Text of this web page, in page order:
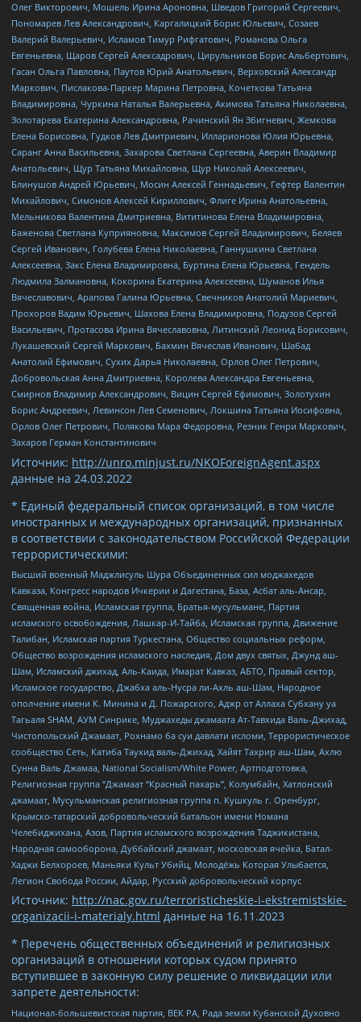
Олег Викторович, Мошель Ирина Ароновна, Шведов Григорий Сергеевич,
Пономарев Лев Александрович, Каргалицкий Борис Юльевич, Созаев
Валерий Валерьевич, Исламов Тимур Рифгатович, Романова Ольга
Евгеньевна, Щаров Сергей Алексадрович, Цирульников Борис Альбертович,
Гасан Ольга Павловна, Паутов Юрий Анатольевич, Верховский Александр
Маркович, Пислакова-Паркер Марина Петровна, Кочеткова Татьяна
Владимировна, Чуркина Наталья Валерьевна, Акимова Татьяна Николаевна,
Золотарева Екатерина Александровна, Рачинский Ян Збигневич, Жемкова
Елена Борисовна, Гудков Лев Дмитриевич, Илларионова Юлия Юрьевна,
Саранг Анна Васильевна, Захарова Светлана Сергеевна, Аверин Владимир
Анатольевич, Щур Татьяна Михайловна, Щур Николай Алексеевич,
Блинушов Андрей Юрьевич, Мосин Алексей Геннадьевич, Гефтер Валентин
Михайлович, Симонов Алексей Кириллович, Флиге Ирина Анатольевна,
Мельникова Валентина Дмитриевна, Вититинова Елена Владимировна,
Баженова Светлана Куприяновна, Максимов Сергей Владимирович, Беляев
Сергей Иванович, Голубева Елена Николаевна, Ганнушкина Светлана
Алексеевна, Закс Елена Владимировна, Буртина Елена Юрьевна, Гендель
Людмила Залмановна, Кокорина Екатерина Алексеевна, Шуманов Илья
Вячеславович, Арапова Галина Юрьевна, Свечников Анатолий Мариевич,
Прохоров Вадим Юрьевич, Шахова Елена Владимировна, Подузов Сергей
Васильевич, Протасова Ирина Вячеславовна, Литинский Леонид Борисович,
Лукашевский Сергей Маркович, Бахмин Вячеслав Иванович, Шабад
Анатолий Ефимович, Сухих Дарья Николаевна, Орлов Олег Петрович,
Добровольская Анна Дмитриевна, Королева Александра Евгеньевна,
Смирнов Владимир Александрович, Вицин Сергей Ефимович, Золотухин
Борис Андреевич, Левинсон Лев Семенович, Локшина Татьяна Иосифовна,
Орлов Олег Петрович, Полякова Мара Федоровна, Резник Генри Маркович,
Захаров Герман Константинович
Источник: http://unro.minjust.ru/NKOForeignAgent.aspx
данные на 24.03.2022
* Единый федеральный список организаций, в том числе
иностранных и международных организаций, признанных
в соответствии с законодательством Российской Федерации
террористическими:
Высший военный Маджлисуль Шура Объединенных сил моджахедов
Кавказа, Конгресс народов Ичкерии и Дагестана, База, Асбат аль-Ансар,
Священная война, Исламская группа, Братья-мусульмане, Партия
исламского освобождения, Лашкар-И-Тайба, Исламская группа, Движение
Талибан, Исламская партия Туркестана, Общество социальных реформ,
Общество возрождения исламского наследия, Дом двух святых, Джунд аш-
Шам, Исламский джихад, Аль-Каида, Имарат Кавказ, АБТО, Правый сектор,
Исламское государство, Джабха аль-Нусра ли-Ахль аш-Шам, Народное
ополчение имени К. Минина и Д. Пожарского, Аджр от Аллаха Субхану уа
Тагьаля SHAM, АУМ Синрике, Муджахеды джамаата Ат-Тавхида Валь-Джихад,
Чистопольский Джамаат, Рохнамо ба суи давлати исломи, Террористическое
сообщество Сеть, Катиба Таухид валь-Джихад, Хайят Тахрир аш-Шам, Ахлю
Сунна Валь Джамаа, National Socialism/White Power, Артподготовка,
Религиозная группа “Джамаат “Красный пахарь”, Колумбайн, Хатлонский
джамаат, Мусульманская религиозная группа п. Кушкуль г. Оренбург,
Крымско-татарский добровольческий батальон имени Номана
Челебиджихана, Азов, Партия исламского возрождения Таджикистана,
Народная самооборона, Дуббайский джамаат, московская ячейка, Батал-
Хаджи Белхороев, Маньяки Культ Убийц, Молодёжь Которая Улыбается,
Легион Свобода России, Айдар, Русский добровольческий корпус
Источник: http://nac.gov.ru/terroristicheskie-i-ekstremistskie-
organizacii-i-materialy.html данные на 16.11.2023
* Перечень общественных объединений и религиозных
организаций в отношении которых судом принято
вступившее в законную силу решение о ликвидации или
запрете деятельности:
Национал-большевистская партия, ВЕК РА, Рада земли Кубанской Духовно